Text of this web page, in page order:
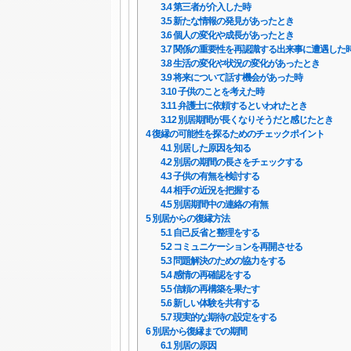
3.4第三者が介入した時
3.5新たな情報の発見があったとき
3.6個人の変化や成長があったとき
3.7関係の重要性を再認識する出来事に遭遇した
3.8生活の変化や状況の変化があったとき
3.9将来について話す機会があった時
3.10子供のことを考えた時
3.11弁護士に依頼するといわれたとき
3.12別居期間が長くなりそうだと感じたとき
4復縁の可能性を探るためのチェックポイント
4.1別居した原因を知る
4.2別居の期間の長さをチェックする
4.3子供の有無を検討する
4.4相手の近況を把握する
4.5別居期間中の連絡の有無
5別居からの復縁方法
5.1自己反省と整理をする
5.2コミュニケーションを再開させる
5.3問題解決のための協力をする
5.4感情の再確認をする
5.5信頼の再構築を果たす
5.6新しい体験を共有する
5.7現実的な期待の設定をする
6別居から復縁までの期間
6.1別居の原因